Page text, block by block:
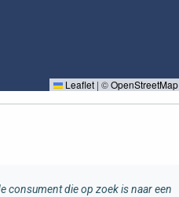
Leaflet | ©OpenStreetMap
consument die op zoek is naar een